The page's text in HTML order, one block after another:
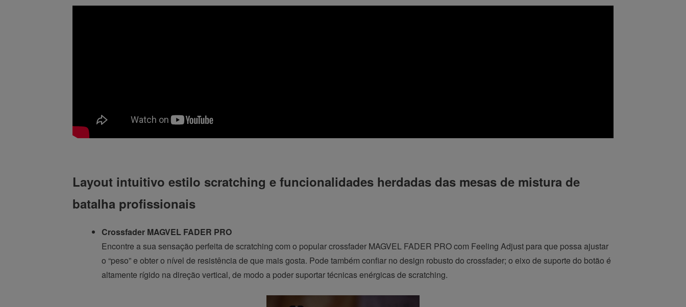
Layout intuitivo estilo scratching e funcionalidades herdadas das mesas de mistura de
batalha profissionais
Crossfader MAGVEL FADER PRO
Encontre a sua sensação perfeita de scratching com o popular crossfader MAGVEL FADER PRO com Feeling Adjust para que possa ajustar
o “peso” e obter o nível de resistência de que mais gosta. Pode também confiar no design robusto do crossfader; o eixo de suporte do botão é
altamente rígido na direção vertical, de modo a poder suportar técnicas enérgicas de scratching.